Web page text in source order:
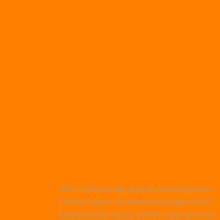
Wer in Deutschland nach einem seriösen
Online-Casino mit abwechslungsreichem
Spielportfolio sucht, achtet meist auf eine